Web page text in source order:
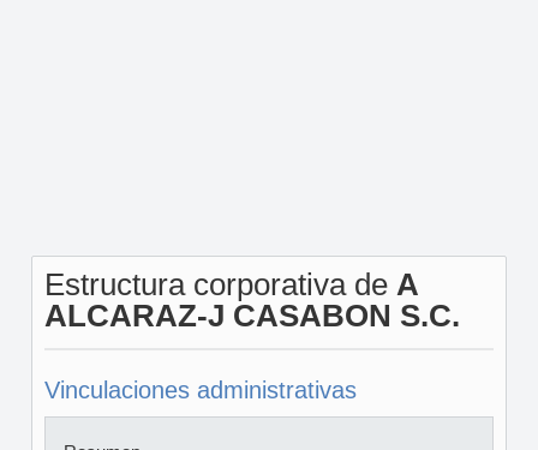
Estructura corporativa de A
ALCARAZ-J CASABON S.C.
Vinculaciones administrativas